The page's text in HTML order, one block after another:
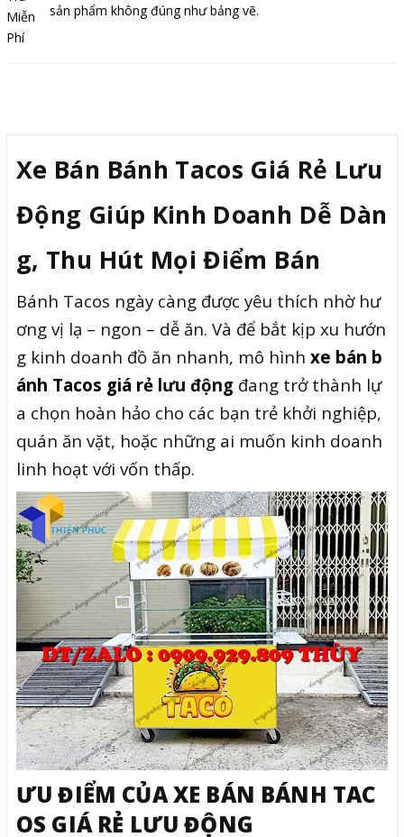
sản phẩm không đúng như bảng vẽ.
Xe Bán Bánh Tacos Giá Rẻ Lưu
Động Giúp Kinh Doanh Dễ Dàn
g, Thu Hút Mọi Điểm Bán
Bánh Tacos ngày càng được yêu thích nhờ hư
ơng vị lạ – ngon – dễ ăn. Và để bắt kịp xu hướn
g kinh doanh đồ ăn nhanh, mô hình xe bán b
ánh Tacos giá rẻ lưu động đang trở thành lự
a chọn hoàn hảo cho các bạn trẻ khởi nghiệp,
quán ăn vặt, hoặc những ai muốn kinh doanh
linh hoạt với vốn thấp.
ƯU ĐIỂM CỦA XE BÁN BÁNH TAC
OS GIÁ RẺ LƯU ĐỘNG